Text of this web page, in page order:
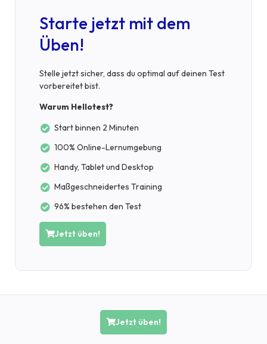
Starte jetzt mit dem
Üben!
Stelle jetzt sicher, dass du optimal auf deinen Test
vorbereitet bist.
Warum Hellotest?
Start binnen 2 Minuten
100% Online-Lernumgebung
Handy, Tablet und Desktop
Maßgeschneidertes Training
96% bestehen den Test
Jetzt üben!
Jetzt üben!